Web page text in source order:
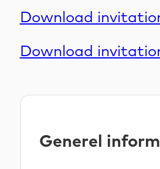
Download
Download
Generel